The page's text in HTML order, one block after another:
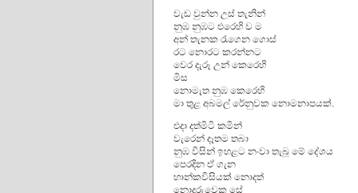
වැඩ වුන්න උස් තැනින්
නුඹ නුඹට එරෙහි ව ම
අන් තැනක රැගෙන ගොස්
රට නොරට කරන්නට
වෙර දැරූ උන් කෙරෙහි
මිස
නොමැත නුඹ කෙරෙහි
මා තුළ අබමල් රේනුවක නොමනාපයක්.
එදා දත්මිටි කමින්
වැරෙන් දෑතම තබා
නුඹ විසින් ඉහළට නංවා තැබූ මේ දේශය
පෙරදින ඒ ගැන
හාන්කවිසියක් නොදත්
නොදරුවෙකු සේ